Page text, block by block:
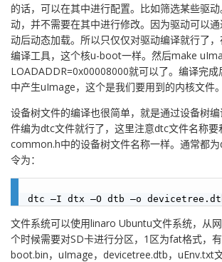
的话，可以在其中进行配置。比如筛选某些驱
动，并不需要在其中进行修改。因为驱动可以
动后动态加载。所以只仅仅对驱动编译就行了
编译工具，这个核u-boot一样。然后make
LOADADDR=0x00008000就可以了。编译完
中产生uImage，这个是我们要用到的内核文件。
设备树文件的编译也很简单，就是通过设备树
件编为dtc文件就行了，这里注意dtc文件名称
common.h中的设备树文件名称一样。通常都
令为：
文件系统可以使用linaro Ubuntu文件系统，从
个时候需要对SD卡进行分区，1区为fat格式，
boot.bin，uImage，devicetree.dtb，uEnv.txt